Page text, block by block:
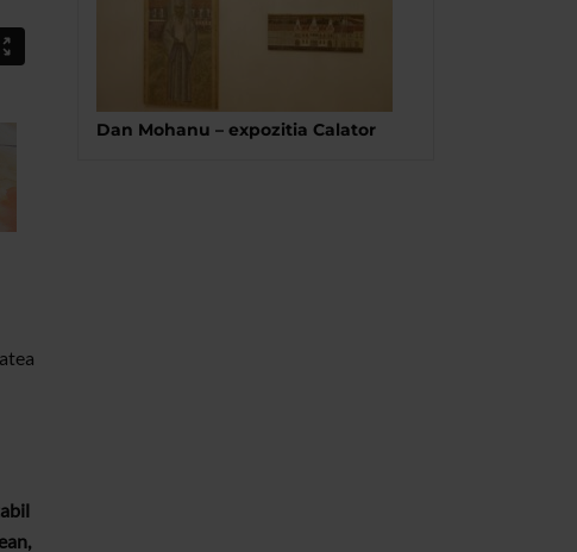
Dan Mohanu – expozitia Calator